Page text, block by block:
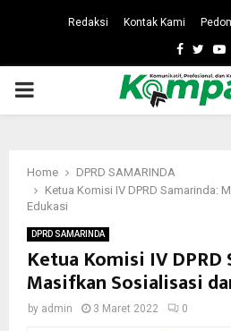
Redaksi Kontak Kami
Facebook
PRIMARY
Home
DPRD SAMARINDA
Ketua Komisi IV DPRD Samarinda:
Edukasi
DPRD SAMARINDA
Ketua Komisi IV DPRD
Masifkan Sosialisasi
by admin 3 Maret 2022 0